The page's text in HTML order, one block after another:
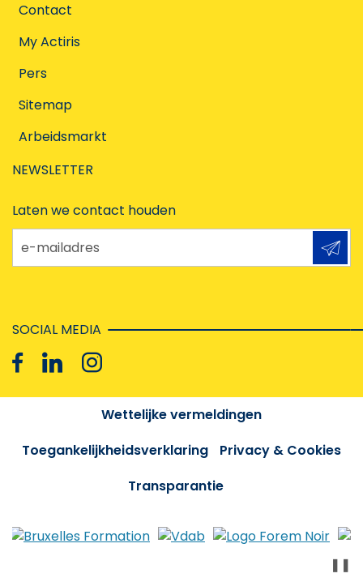
Contact
My Actiris
Pers
Sitemap
Arbeidsmarkt
NEWSLETTER
Laten we contact houden
e-mailadres
SOCIAL MEDIA
Wettelijke vermeldingen
Toegankelijkheidsverklaring
Privacy & Cookies
Transparantie
❚❚